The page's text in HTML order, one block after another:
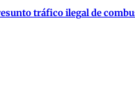
tráfico ilegal de